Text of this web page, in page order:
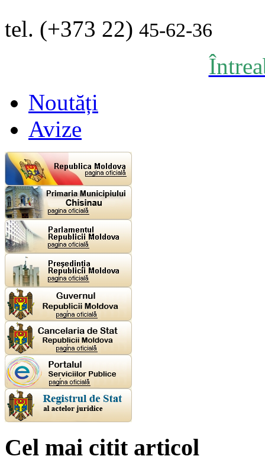
tel. (+373 22) 45-62-36
Noutăți
Avize
Cel mai citit articol